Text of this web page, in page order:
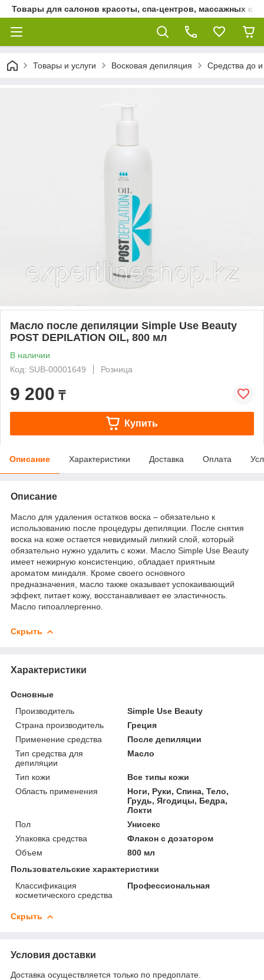
Товары для салонов красоты, спа-центров, массажных
Товары и услуги Восковая депиляция Средства до
Масло после депиляции Simple Use Beauty
POST DEPILATION OIL, 800 мл
В наличии
Код: SUB-00001649
Розница
9 200 ₸
Купить
Описание Характеристики Доставка Оплата
Описание
Масло для удаления остатков воска – обязательно к
использованию после процедуры депиляции. После снятия
воска на коже остается невидимый липкий слой, который
обязательно нужно удалить с кожи. Масло Simple Use Beauty
имеет нежирную консистенцию, обладает приятным
ароматом миндаля. Кроме своего основного
предназначения, масло также оказывает успокаивающий
эффект, питает кожу, восстанавливает ее эластичность.
Масло гипоаллергенно.
Скрыть
Характеристики
Основные
Производитель
Simple Use Beauty
Страна производитель
Греция
Применение средства
После депиляции
Тип средства для
депиляции
Масло
Тип кожи
Все типы кожи
Область применения
Ноги, Руки, Спина, Тело,
Грудь, Ягодицы, Бедра,
Локти
Пол
Унисекс
Упаковка средства
Флакон с дозатором
Объем
800 мл
Пользовательские характеристики
Классификация
косметического средства
Профессиональная
Скрыть
Условия доставки
Доставка осуществляется только по предоплате.